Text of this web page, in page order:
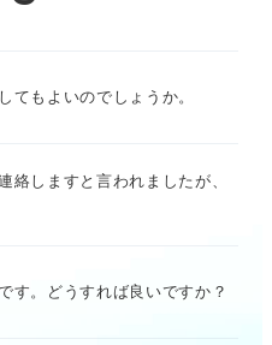
てもよいのでしょうか。
絡しますと言われましたが、
す。どうすれば良いですか？